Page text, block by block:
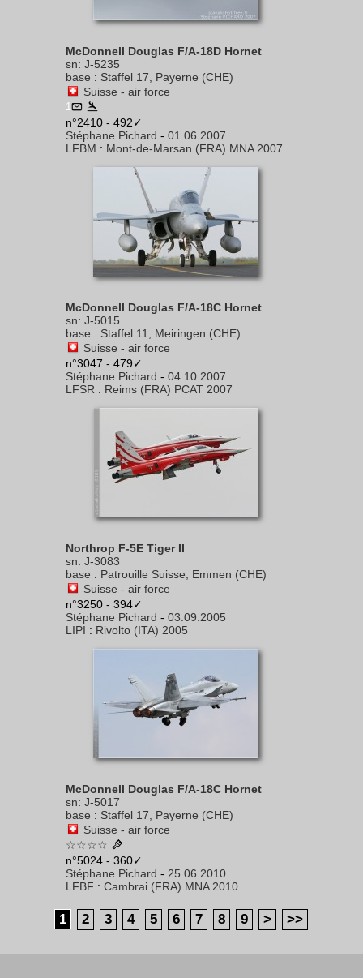
McDonnell Douglas F/A-18D Hornet
sn: J-5235
base : Staffel 17, Payerne (CHE)
Suisse - air force
1
n°2410 - 492✓
Stéphane Pichard - 01.06.2007
LFBM : Mont-de-Marsan (FRA) MNA 2007
McDonnell Douglas F/A-18C Hornet
sn: J-5015
base : Staffel 11, Meiringen (CHE)
Suisse - air force
n°3047 - 479✓
Stéphane Pichard - 04.10.2007
LFSR : Reims (FRA) PCAT 2007
Northrop F-5E Tiger II
sn: J-3083
base : Patrouille Suisse, Emmen (CHE)
Suisse - air force
n°3250 - 394✓
Stéphane Pichard - 03.09.2005
LIPI : Rivolto (ITA) 2005
McDonnell Douglas F/A-18C Hornet
sn: J-5017
base : Staffel 17, Payerne (CHE)
Suisse - air force
☆☆☆☆
n°5024 - 360✓
Stéphane Pichard - 25.06.2010
LFBF : Cambrai (FRA) MNA 2010
1 2 3 4 5 6 7 8 9 > >>